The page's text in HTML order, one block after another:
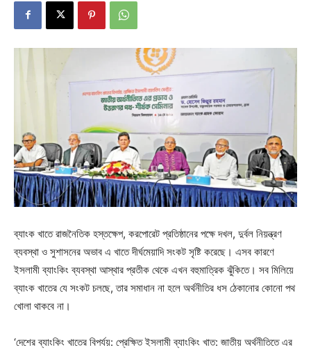
ব্যাংক খাতে রাজনৈতিক হস্তক্ষেপ, করপোরেট প্রতিষ্ঠানের পক্ষে দখল, দুর্বল নিয়ন্ত্রণ
ব্যবস্থা ও সুশাসনের অভাব এ খাতে দীর্ঘমেয়াদি সংকট সৃষ্টি করেছে। এসব কারণে
ইসলামী ব্যাংকিং ব্যবস্থা আস্থার প্রতীক থেকে এখন বহুমাত্রিক ঝুঁকিতে। সব মিলিয়ে
ব্যাংক খাতের যে সংকট চলছে, তার সমাধান না হলে অর্থনীতির ধস ঠেকানোর কোনো পথ
খোলা থাকবে না।
‘দেশের ব্যাংকিং খাতের বিপর্যয়: প্রেক্ষিত ইসলামী ব্যাংকিং খাত: জাতীয় অর্থনীতিতে এর